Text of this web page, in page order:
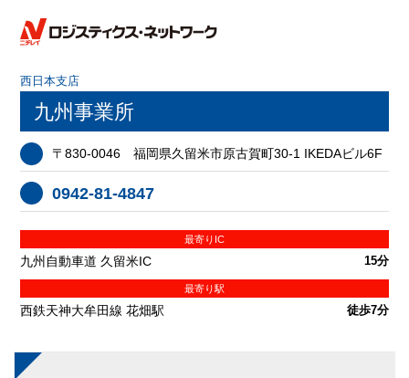
西日本支店
九州事業所
〒830-0046 福岡県久留米市原古賀町30-1 IKEDAビル6F
0942-81-4847
最寄りIC
九州自動車道 久留米IC 15分
最寄り駅
西鉄天神大牟田線 花畑駅 徒歩7分